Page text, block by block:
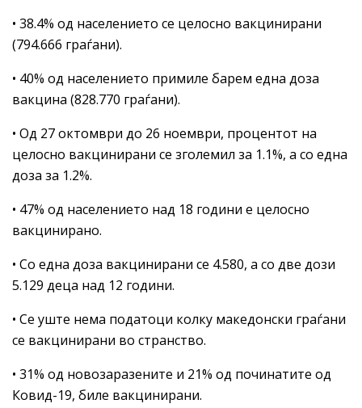
• 38.4% од населението се целосно вакцинирани
(794.666 граѓани).
• 40% од населението примиле барем една доза
вакцина (828.770 граѓани).
• Од 27 октомври до 26 ноември, процентот на
целосно вакцинирани се зголемил за 1.1%, а со една
доза за 1.2%.
• 47% од населението над 18 години е целосно
вакцинирано.
• Со една доза вакцинирани се 4.580, а со две дози
5.129 деца над 12 години.
• Се уште нема податоци колку македонски граѓани
се вакцинирани во странство.
• 31% од новозаразенитe и 21% од починатите од
Ковид-19, биле вакцинирани.